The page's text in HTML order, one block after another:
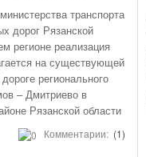
транспорта
дорог Рязанской
регионе реализация
на существующей
регионального
– Дмитриево в
Рязанской области
Комментарии: (1)